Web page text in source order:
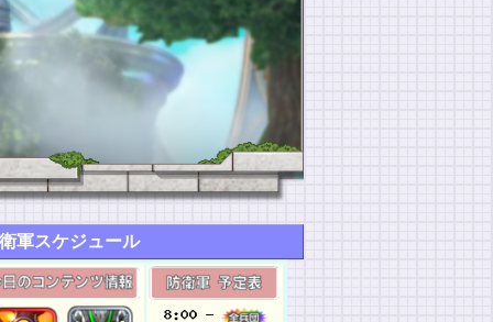
軍スケジュール